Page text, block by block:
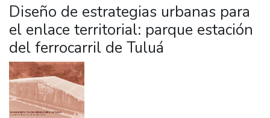
Statistics
Diseño de estrategias urbanas para
el enlace territorial: parque estación
del ferrocarril de Tuluá